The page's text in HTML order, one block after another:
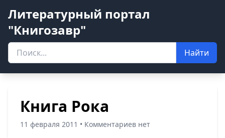
Литературный портал
"Книгозавр"
Найти
Книга Рока
11 февраля 2011 • Комментариев нет